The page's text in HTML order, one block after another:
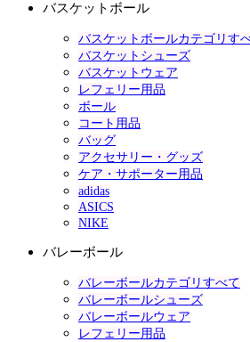
バスケットボール
バスケットボールカテゴリす
バスケットシューズ
バスケットウェア
レフェリー用品
ボール
コート用品
バッグ
アクセサリー・グッズ
ケア・サポーター用品
adidas
ASICS
NIKE
バレーボール
バレーボールカテゴリすべて
バレーボールシューズ
バレーボールウェア
レフェリー用品